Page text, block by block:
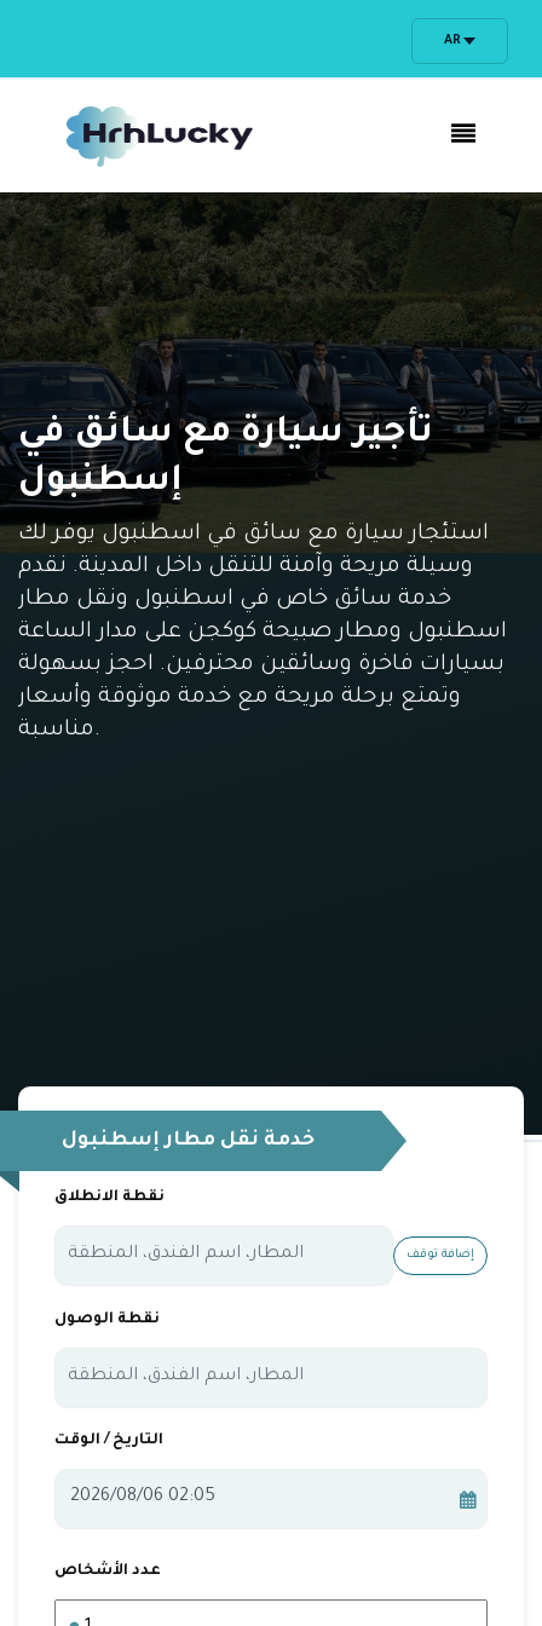
AR
تأجير سيارة مع سائق في
إسطنبول
استئجار سيارة مع سائق في اسطنبول يوفر لك
وسيلة مريحة وآمنة للتنقل داخل المدينة. نقدم
خدمة سائق خاص في اسطنبول ونقل مطار
اسطنبول ومطار صبيحة كوكجن على مدار الساعة
بسيارات فاخرة وسائقين محترفين. احجز بسهولة
وتمتع برحلة مريحة مع خدمة موثوقة وأسعار
مناسبة.
خدمة نقل مطار إسطنبول
نقطة الانطلاق
إضافة توقف
نقطة الوصول
التاريخ / الوقت
عدد الأشخاص